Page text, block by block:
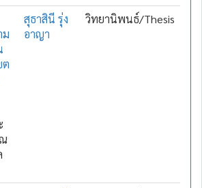
ม
ต
สุธาสินี รุ่ง
อาญา
วิทยานิพนธ์/Thesis